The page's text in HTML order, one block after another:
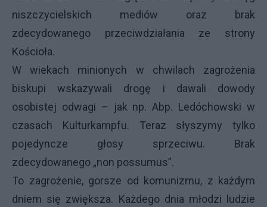
niszczycielskich mediów oraz brak
zdecydowanego przeciwdziałania ze strony
Kościoła.
W wiekach minionych w chwilach zagrożenia
biskupi wskazywali drogę i dawali dowody
osobistej odwagi – jak np. Abp. Ledóchowski w
czasach Kulturkampfu. Teraz słyszymy tylko
pojedyncze głosy sprzeciwu. Brak
zdecydowanego „non possumus”.
To zagrożenie, gorsze od komunizmu, z każdym
dniem się zwiększa. Każdego dnia młodzi ludzie